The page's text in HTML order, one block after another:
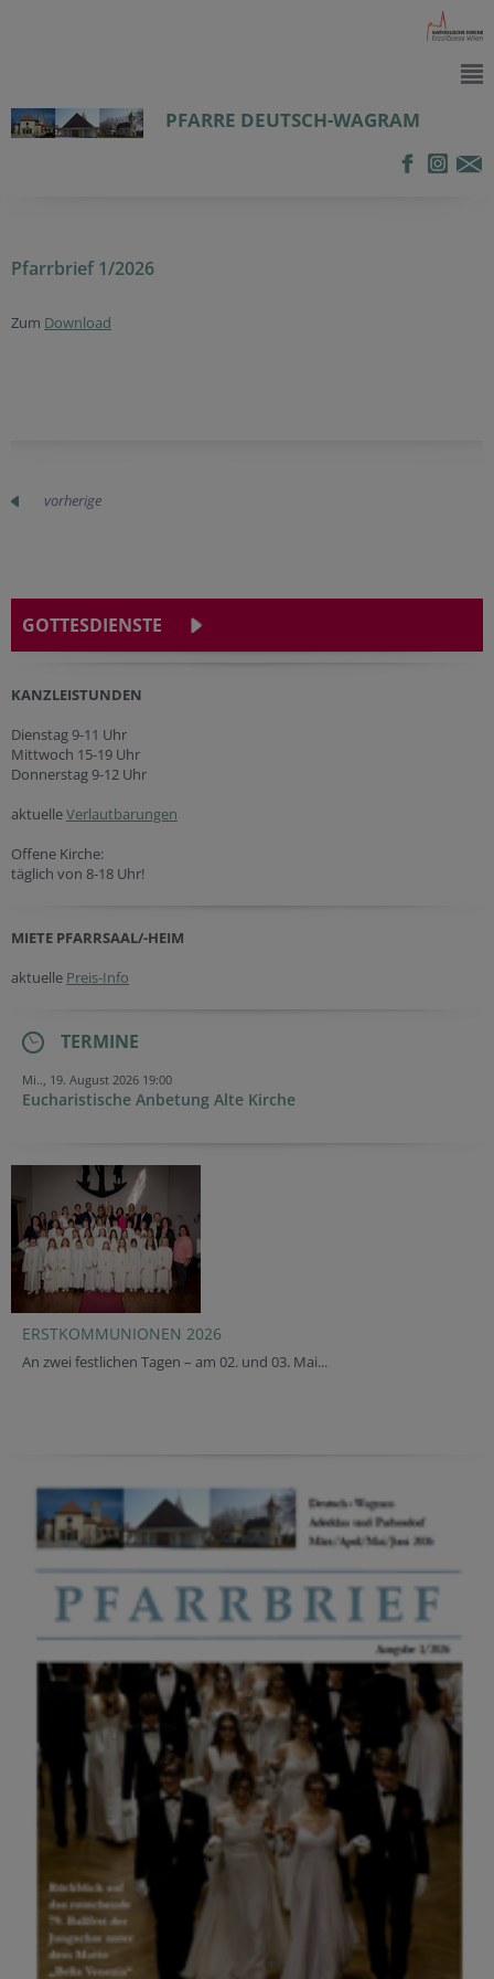
PFARRE DEUTSCH-WAGRAM
Pfarrbrief 1/2026
Zum Download
vorherige
GOTTESDIENSTE
KANZLEISTUNDEN
Dienstag 9-11 Uhr
Mittwoch 15-19 Uhr
Donnerstag 9-12 Uhr
aktuelleVerlautbarungen
Offene Kirche:
täglich von 8-18 Uhr!
MIETE PFARRSAAL/-HEIM
aktuelle Preis-Info
TERMINE
Mi.., 19. August 2026 19:00
Eucharistische Anbetung Alte Kirche
ERSTKOMMUNIONEN 2026
An zwei festlichen Tagen – am 02. und 03. Mai...